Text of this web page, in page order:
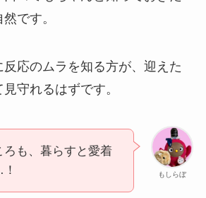
です。
応のムラを知る方が、迎えた
守れるはずです。
もしらぼ
ろも、暮らすと愛着